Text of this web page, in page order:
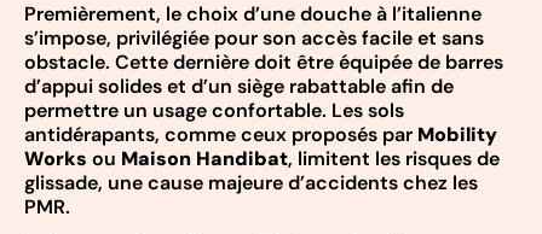
Premièrement, le choix d’une douche à l’italienne
s’impose, privilégiée pour son accès facile et sans
obstacle. Cette dernière doit être équipée de barres
d’appui solides et d’un siège rabattable afin de
permettre un usage confortable. Les sols
antidérapants, comme ceux proposés par Mobility
Works ou Maison Handibat, limitent les risques de
glissade, une cause majeure d’accidents chez les
PMR.